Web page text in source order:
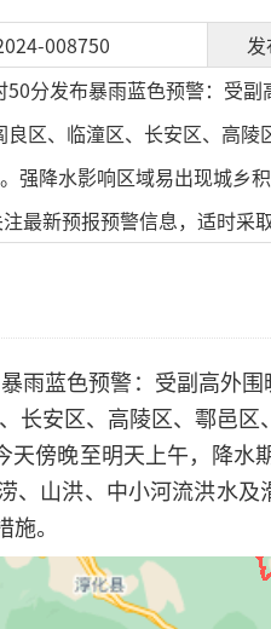
008750 发
分发布暴雨蓝色预警：受
区、临潼区、长安区、高
强降水影响区域易出现城乡
最新预报预警信息，适时采
雨蓝色预警：受副高外
长安区、高陵区、鄠邑
傍晚至明天上午，降
、山洪、中小河流洪水
。